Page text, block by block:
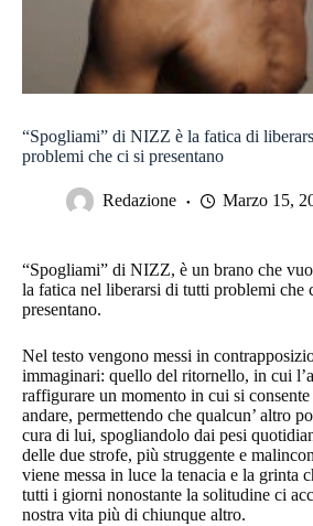
“Spogliami” di NIZZ è la fatica di
problemi che ci si presentano
Redazione Marzo 15,
“Spogliami” di NIZZ, è un brano che
la fatica nel liberarsi di tutti problemi che
presentano.
Nel testo vengono messi in
immaginari: quello del ritornello, in cui
raffigurare un momento in cui si
andare, permettendo che qualcun’ altro
cura di lui, spogliandolo dai pesi
delle due strofe, più struggente e
viene messa in luce la tenacia e la grinta
tutti i giorni nonostante la solitudine ci
nostra vita più di chiunque altro.